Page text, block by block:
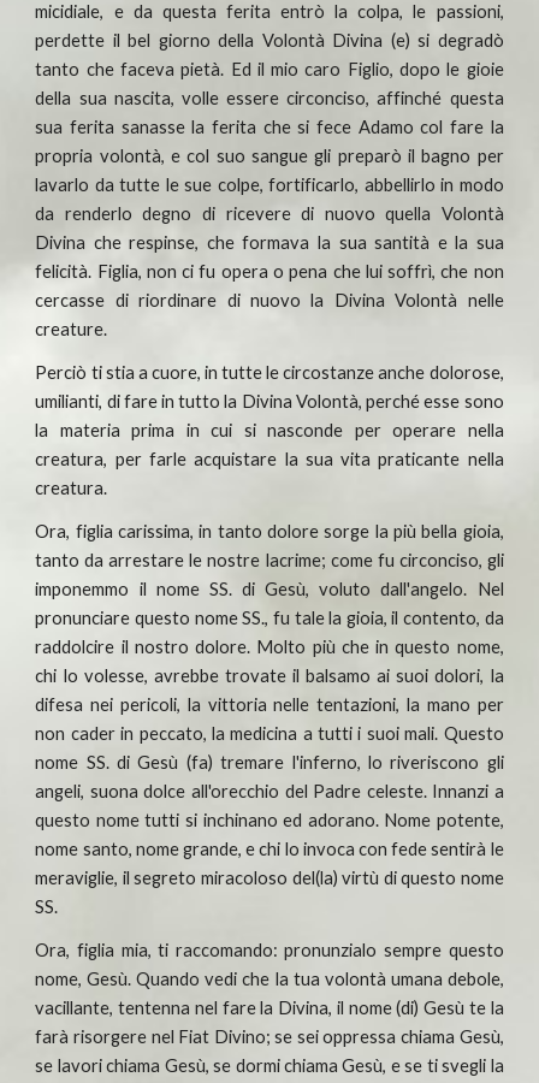
micidiale, e da questa ferita entrò la colpa, le passioni,
perdette il bel giorno della Volontà Divina (e) si degradò
tanto che faceva pietà. Ed il mio caro Figlio, dopo le gioie
della sua nascita, volle essere circonciso, affinché questa
sua ferita sanasse la ferita che si fece Adamo col fare la
propria volontà, e col suo sangue gli preparò il bagno per
lavarlo da tutte le sue colpe, fortificarlo, abbellirlo in modo
da renderlo degno di ricevere di nuovo quella Volontà
Divina che respinse, che formava la sua santità e la sua
felicità. Figlia, non ci fu opera o pena che lui soffrì, che non
cercasse di riordinare di nuovo la Divina Volontà nelle
creature.
Perciò ti stia a cuore, in tutte le circostanze anche dolorose,
umilianti, di fare in tutto la Divina Volontà, perché esse sono
la materia prima in cui si nasconde per operare nella
creatura, per farle acquistare la sua vita praticante nella
creatura.
Ora, figlia carissima, in tanto dolore sorge la più bella gioia,
tanto da arrestare le nostre lacrime; come fu circonciso, gli
imponemmo il nome SS. di Gesù, voluto dall'angelo. Nel
pronunciare questo nome SS., fu tale la gioia, il contento, da
raddolcire il nostro dolore. Molto più che in questo nome,
chi lo volesse, avrebbe trovate il balsamo ai suoi dolori, la
difesa nei pericoli, la vittoria nelle tentazioni, la mano per
non cader in peccato, la medicina a tutti i suoi mali. Questo
nome SS. di Gesù (fa) tremare l'inferno, lo riveriscono gli
angeli, suona dolce all'orecchio del Padre celeste. Innanzi a
questo nome tutti si inchinano ed adorano. Nome potente,
nome santo, nome grande, e chi lo invoca con fede sentirà le
meraviglie, il segreto miracoloso del(la) virtù di questo nome
SS.
Ora, figlia mia, ti raccomando: pronunzialo sempre questo
nome, Gesù. Quando vedi che la tua volontà umana debole,
vacillante, tentenna nel fare la Divina, il nome (di) Gesù te la
farà risorgere nel Fiat Divino; se sei oppressa chiama Gesù,
se lavori chiama Gesù, se dormi chiama Gesù, e se ti svegli la